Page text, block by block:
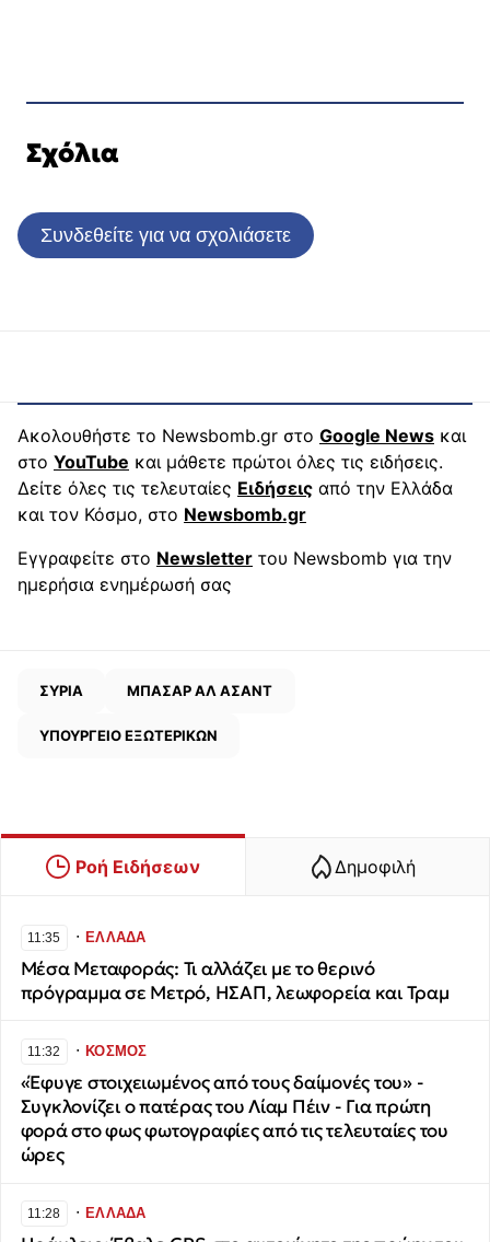
Σχόλια
Συνδεθείτε για να σχολιάσετε
Ακολουθήστε το Newsbomb.gr στο Google News και
στο YouTube και μάθετε πρώτοι όλες τις ειδήσεις.
Δείτε όλες τις τελευταίες Ειδήσεις από την Ελλάδα
και τον Κόσμο, στο Newsbomb.gr
Εγγραφείτε στο Newsletter του Newsbomb για την
ημερήσια ενημέρωσή σας
ΣΥΡΙΑ ΜΠΑΣΑΡ ΑΛ ΑΣΑΝΤ
ΥΠΟΥΡΓΕΙΟ ΕΞΩΤΕΡΙΚΩΝ
Ροή Ειδήσεων Δημοφιλή
11:35 ∙ΕΛΛΑΔΑ
Μέσα Μεταφοράς: Τι αλλάζει με το θερινό
πρόγραμμα σε Μετρό, ΗΣΑΠ, λεωφορεία και Τραμ
11:32 ∙ΚΟΣΜΟΣ
«Έφυγε στοιχειωμένος από τους δαίμονές του» -
Συγκλονίζει ο πατέρας του Λίαμ Πέιν - Για πρώτη
φορά στο φως φωτογραφίες από τις τελευταίες του
ώρες
11:28 ∙ΕΛΛΑΔΑ